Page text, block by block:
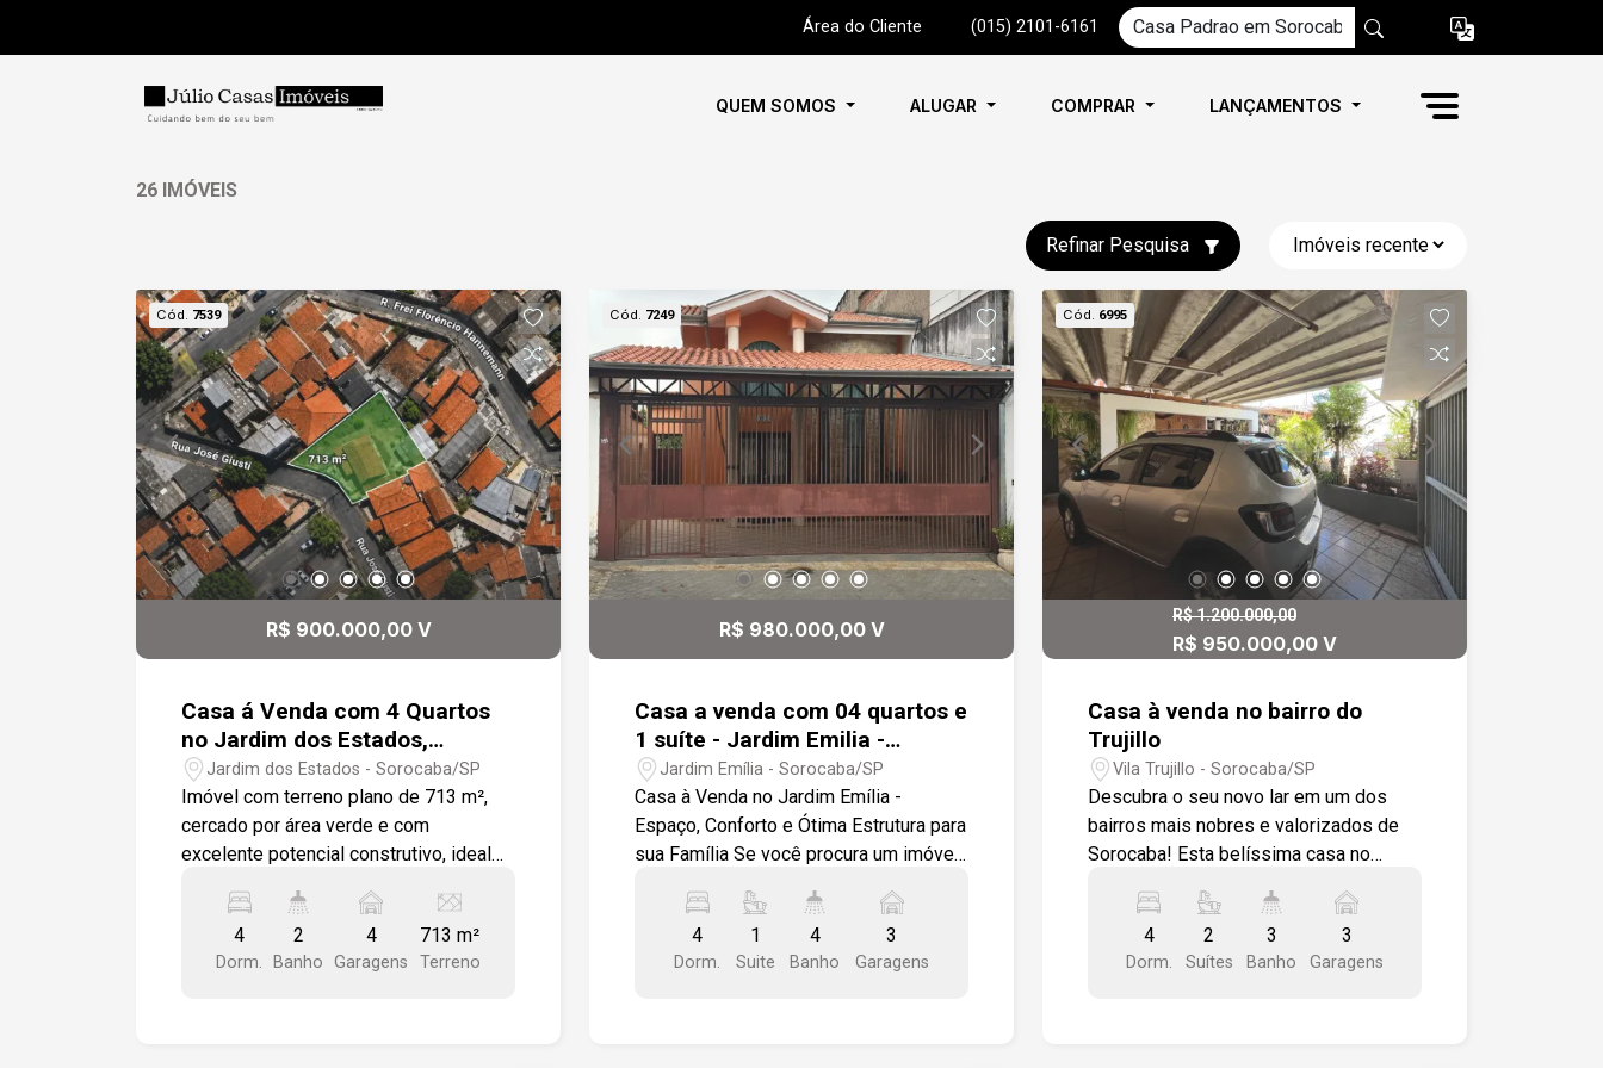
Área do Cliente (015) 2101-6161
QUEM SOMOS ALUGAR COMPRAR LANÇAMENTOS
26 IMÓVEIS
Refinar Pesquisa
Cód. 7539
R$ 900.000,00 V
Casa á Venda com 4 Quartos
no Jardim dos Estados,
Sorocaba/SP
Jardim dos Estados - Sorocaba/SP
Imóvel com terreno plano de 713 m²,
cercado por área verde e com
excelente potencial construtivo, ideal
investimento -713 m² de terreno; -4
quartos; -Sala de estar; -Sala de jantar; -
Cozinha; -2 banheiros; -Espaço para até
4
Dorm.
2
Banho
4
Garagens
713 m²
Terreno
Cód. 7249
R$ 980.000,00 V
Casa a venda com 04 quartos e
1 suíte - Jardim Emilia -
Sorocaba-SP
Jardim Emília - Sorocaba/SP
Casa à Venda no Jardim Emília -
Espaço, Conforto e Ótima Estrutura para
sua Família Se você procura um imóvel
com conforto, esta casa é uma
excelente oportunidade. Localizada em
um dos bairros mais tradicionais e
4
Dorm.
1
Suite
4
Banho
3
Garagens
Cód. 6995
R$ 1.200.000,00
R$ 950.000,00 V
Casa à venda no bairro do
Trujillo
Vila Trujillo - Sorocaba/SP
Descubra o seu novo lar em um dos
bairros mais nobres e valorizados de
Sorocaba! Esta belíssima casa no
praticidade em cada detalhe:
Características do imóvel: - 4 quartos
amplos, sendo 2 suítes - Sala de estar
4
Dorm.
2
Suítes
3
Banho
3
Garagens